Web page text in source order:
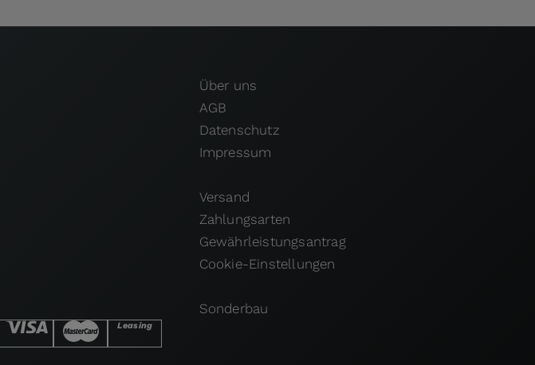
Über uns
AGB
Datenschutz
Impressum
Versand
Zahlungsarten
Gewährleistungsantrag
Cookie-Einstellungen
Sonderbau
Leasing